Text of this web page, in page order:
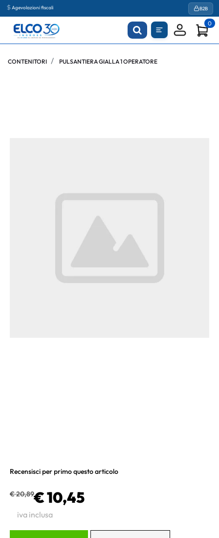
Agevolazioni fiscali B2B
0
CONTENITORI PULSANTIERA GIALLA 1 OPERATORE
Recensisci per primo questo articolo
€ 20,89€ 10,45
iva inclusa